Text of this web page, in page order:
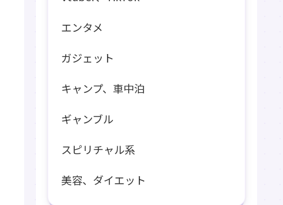
エンタメ
ガジェット
キャンプ、車中泊
ギャンブル
スピリチャル系
美容、ダイエット